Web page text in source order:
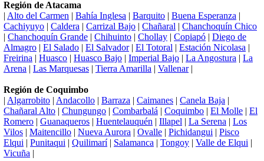
Región de Atacama
| Alto del Carmen | Bahía Inglesa | Barquito | Buena Esperanza |
Cachiyuyo | Caldera | Carrizal Bajo | Chañaral | Chanchoquín Chico
| Chanchoquín Grande | Chihuinto | Chollay | Copiapó | Diego de
Almagro | El Salado | El Salvador| El Totoral | Estación Nicolasa |
Freirina | Huasco | Huasco Bajo | Imperial Bajo | La Angostura | La
Arena | Las Marquesas | Tierra Amarilla | Vallenar|
Región de Coquimbo
| Algarrobito | Andacollo | Barraza | Caimanes | Canela Baja |
Chañaral Alto | Chungungo | Combarbalá | Coquimbo | El Molle | El
Romero | Guanaqueros | Huentelauquén | Illapel | La Serena | Los
Vilos | Maitencillo | Nueva Aurora | Ovalle | Pichidangui | Pisco
Elqui | Punitaqui | Quilimarí| Salamanca | Tongoy | Valle de Elqui |
Vicuña |